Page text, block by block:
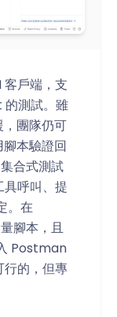
戶端，支
測試。雖
團隊仍可
本驗證回
合式測試
呼叫、提
。在
腳本，且
Postman
行的，但專